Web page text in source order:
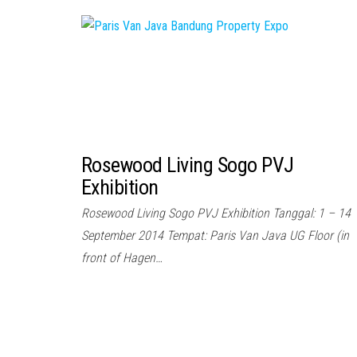
Rosewood Living Sogo PVJ
Exhibition
Rosewood Living Sogo PVJ Exhibition Tanggal: 1 – 14
September 2014 Tempat: Paris Van Java UG Floor (in
front of Hagen…